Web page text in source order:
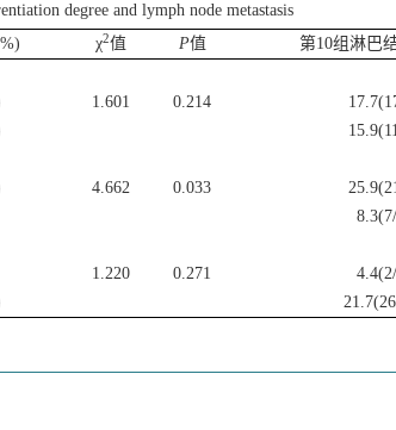
degree and lymph node metastasis
χ2值 P值 第10组淋巴
1.601 0.214
4.662 0.033
1.220 0.271